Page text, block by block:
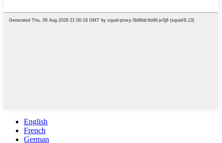
English
French
German